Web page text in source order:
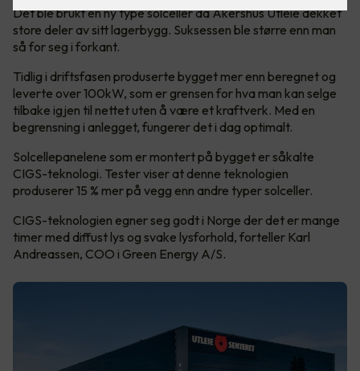
Det ble brukt en ny type solceller da Akershus Utleie dekket
store deler av sitt lagerbygg. Suksessen ble større enn man
så for seg i forkant.
Tidlig i driftsfasen produserte bygget mer enn beregnet og
leverte over 100kW, som er grensen for hva man kan selge
tilbake igjen til nettet uten å være et kraftverk. Med en
begrensning i anlegget, fungerer det i dag optimalt.
Solcellepanelene som er montert på bygget er såkalte
CIGS-teknologi. Tester viser at denne teknologien
produserer 15 % mer på vegg enn andre typer solceller.
CIGS-teknologien egner seg godt i Norge der det er mange
timer med diffust lys og svake lysforhold, forteller Karl
Andreassen, COO i Green Energy A/S.